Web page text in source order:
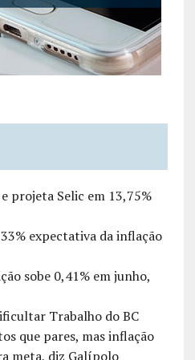
projeta Selic em 13,75%
expectativa da inflação
sobe 0,41% em junho,
Trabalho do BC
que pares, mas inflação
meta, diz Galípolo